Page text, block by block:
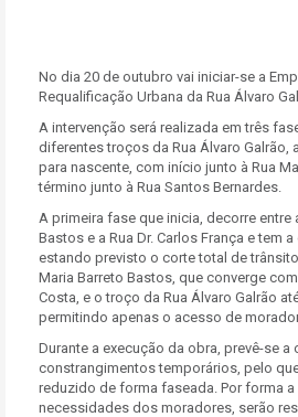
No dia 20 de outubro vai iniciar-se a
Requalificação Urbana da Rua Álvaro
A intervenção será realizada em três
diferentes troços da Rua Álvaro Galrão,
para nascente, com início junto à Rua
término junto à Rua Santos Bernardes.
A primeira fase que inicia, decorre entre
Bastos e a Rua Dr. Carlos França e tem
estando previsto o corte total de
Maria Barreto Bastos, que converge
Costa, e o troço da Rua Álvaro Galrão
permitindo apenas o acesso de
Durante a execução da obra, prevê-se
constrangimentos temporários, pelo
reduzido de forma faseada. Por forma a
necessidades dos moradores, serão